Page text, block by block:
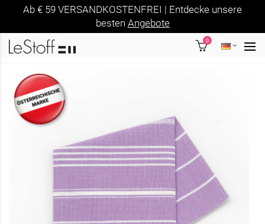
Ab € 59 VERSANDKOSTENFREI | Entdecke unsere
besten Angebote
0